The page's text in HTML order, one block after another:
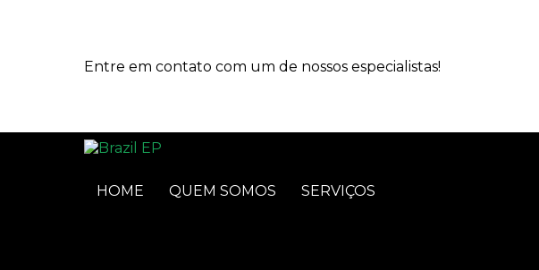
Entre em contato com um de nossos especialistas!
HOME QUEM SOMOS SERVIÇOS